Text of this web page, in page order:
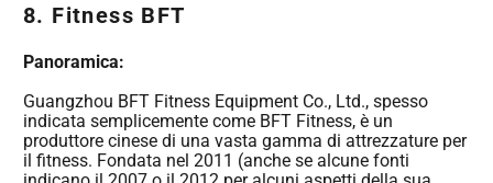
8. Fitness BFT
Panoramica:
Guangzhou BFT Fitness Equipment Co., Ltd., spesso
indicata semplicemente come BFT Fitness, è un
produttore cinese di una vasta gamma di attrezzature per
il fitness. Fondata nel 2011 (anche se alcune fonti